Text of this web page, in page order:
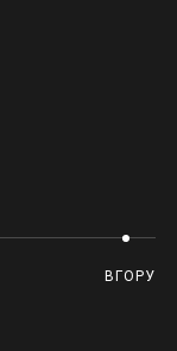
ВГОРУ